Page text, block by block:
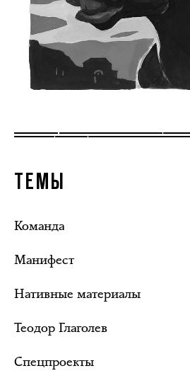
ТЕМЫ
Команда
Манифест
Нативные материалы
Теодор Глаголев
Спецпроекты